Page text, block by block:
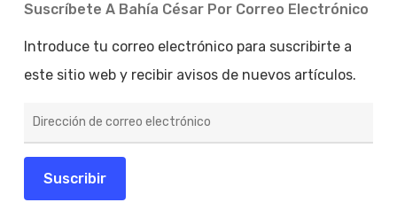
Suscríbete A Bahía César Por Correo Electrónico
Introduce tu correo electrónico para suscribirte a
este sitio web y recibir avisos de nuevos artículos.
de
electrónico
Suscribir